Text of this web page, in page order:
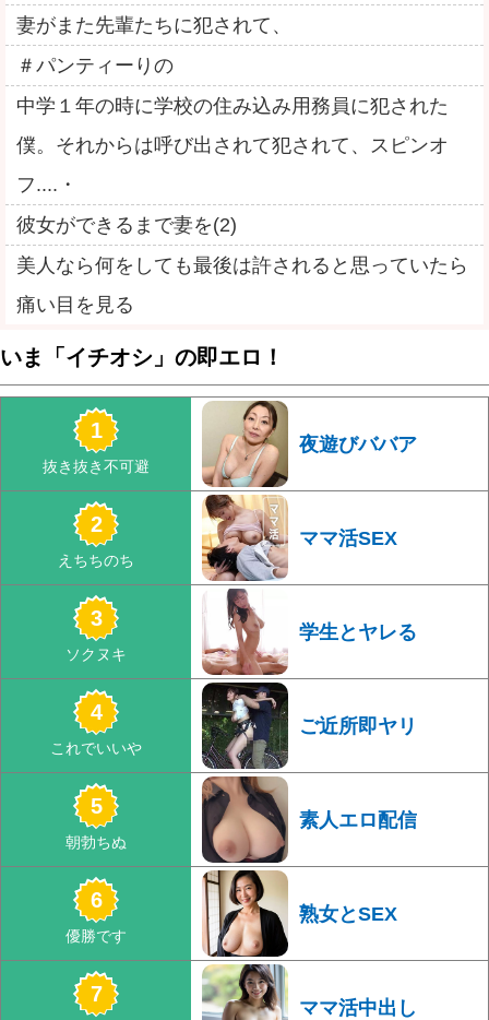
妻がまた先輩たちに犯されて、
＃パンティーりの
中学１年の時に学校の住み込み用務員に犯された
僕。それからは呼び出されて犯されて、スピンオ
フ....・
彼女ができるまで妻を(2)
美人なら何をしても最後は許されると思っていたら
痛い目を見る
いま「イチオシ」の即エロ！
夜遊びババア
ママ活SEX
学生とヤレる
ご近所即ヤリ
素人エロ配信
熟女とSEX
ママ活中出し